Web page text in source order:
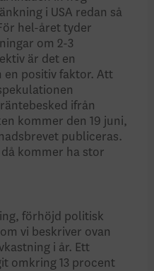
i USA redan så
hel-året tyder
om 2-3
är det en
en positiv faktor. Att
ifrån
kommer den 19 juni,
publiceras.
kommer ha stor
förhöjd politisk
vi beskriver ovan
i år. Ett
omkring 13 procent